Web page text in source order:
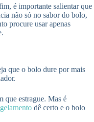
é importante salientar que
não só no sabor do bolo,
procure usar apenas
que o bolo dure por mais
que estrague. Mas é
dê certo e o bolo